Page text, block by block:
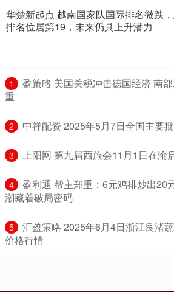
华楚新起点 越南国家队国际排名微跌
排名位居第19，未来仍具上升潜力
1
盈策略 美国关税冲击德国经济 南
重
2 中祥配资 2025年5月7日全国主要
3 上阳网 第九届西旅会11月1日在渝
4
盈利通 帮主郑重：6元鸡排炒出20
潮藏着破局密码
5
汇盈策略 2025年6月4日浙江良渚
价格行情